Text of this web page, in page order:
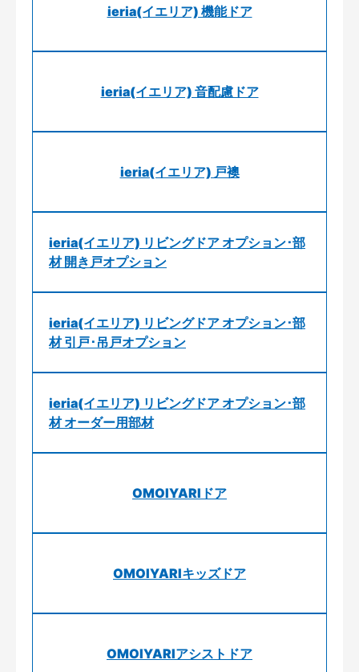
ieria(イエリア) 機能ドア
ieria(イエリア) 音配慮ドア
ieria(イエリア) 戸襖
ieria(イエリア) リビングドア オプション･部
材 開き戸オプション
ieria(イエリア) リビングドア オプション･部
材 引戸･吊戸オプション
ieria(イエリア) リビングドア オプション･部
材 オーダー用部材
OMOIYARIドア
OMOIYARIキッズドア
OMOIYARIアシストドア